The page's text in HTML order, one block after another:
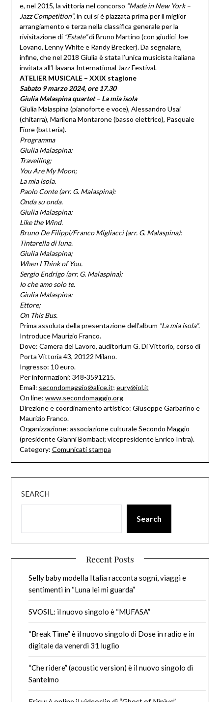
e, nel 2015, la vittoria nel concorso “Made in New York –
Jazz Competition”, in cui si è piazzata prima per il miglior
arrangiamento e terza nella classifica generale per la
rivisitazione di “Estate”di Bruno Martino (con giudici Joe
Lovano, Lenny White e Randy Brecker). Da segnalare,
infine, che nel 2018 Giulia è stata l’unica musicista italiana
invitata all’Havana International Jazz Festival.
ATELIER MUSICALE – XXIX stagione
Sabato 9 marzo 2024, ore 17.30
Giulia Malaspina quartet – La mia isola
Giulia Malaspina (pianoforte e voce), Alessandro Usai
(chitarra), Marilena Montarone (basso elettrico), Pasquale
Fiore (batteria).
Programma
Giulia Malaspina:
Travelling;
You Are My Moon;
La mia isola.
Paolo Conte (arr. G. Malaspina):
Onda su onda.
Giulia Malaspina:
Like the Wind.
Bruno De Filippi/Franco Migliacci (arr. G. Malaspina):
Tintarella di luna.
Giulia Malaspina;
When I Think of You.
Sergio Endrigo (arr. G. Malaspina):
Io che amo solo te.
Giulia Malaspina:
Ettore;
On This Bus.
Prima assoluta della presentazione dell’album “La mia isola”.
Introduce Maurizio Franco.
Dove: Camera del Lavoro, auditorium G. Di Vittorio, corso di
Porta Vittoria 43, 20122 Milano.
Ingresso: 10 euro.
Per informazioni: 348-3591215.
Email: secondomaggio@alice.it; eury@iol.it
On line: www.secondomaggio.org
Direzione e coordinamento artistico: Giuseppe Garbarino e
Maurizio Franco.
Organizzazione: associazione culturale Secondo Maggio
(presidente Gianni Bombaci; vicepresidente Enrico Intra).
Category: Comunicati stampa
SEARCH
Search
Recent Posts
Selly baby modella Italia racconta sogni, viaggi e
sentimenti in “Luna lei mi guarda”
SVOSIL: il nuovo singolo è “MUFASA”
“Break Time” è il nuovo singolo di Dose in radio e in
digitale da venerdì 31 luglio
“Che ridere” (acoustic version) è il nuovo singolo di
Santelmo